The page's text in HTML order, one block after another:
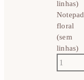
Notepad
floral
(sem
linhas)